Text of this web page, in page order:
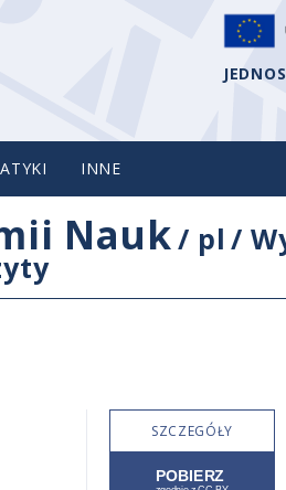
INNE
Nauk/ pl /
SZCZEGÓŁY